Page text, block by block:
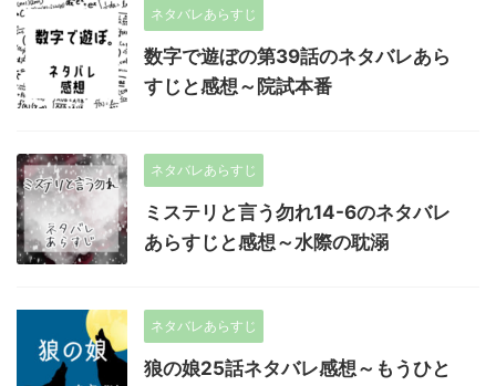
ネタバレあらすじ
数字で遊ぼの第39話のネタバレあら
すじと感想～院試本番
ネタバレあらすじ
ミステリと言う勿れ14-6のネタバレ
あらすじと感想～水際の耽溺
ネタバレあらすじ
狼の娘25話ネタバレ感想～もうひと